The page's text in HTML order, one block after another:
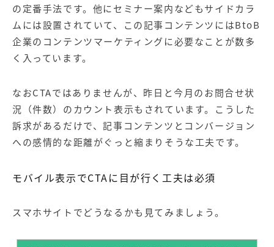
の定番手法です。他にセミナー案内などもサイドカラ
ムには設置されていて、この記事コンテンツにはBtoB
企業のコンテンツマーケティングに必要なことが数多
く入っています。
なおCTAではありませんが、昨日と今月のお問合せ状
況（件数）のカウント表示もされています。こうした
訴求があるだけで、記事コンテンツとコンバージョン
への感情的な距離がぐっと縮まりそうな工夫です。
モバイル表示でCTAに目が行く工夫は必須
スマホサイトでどうなるかも見てみましょう。